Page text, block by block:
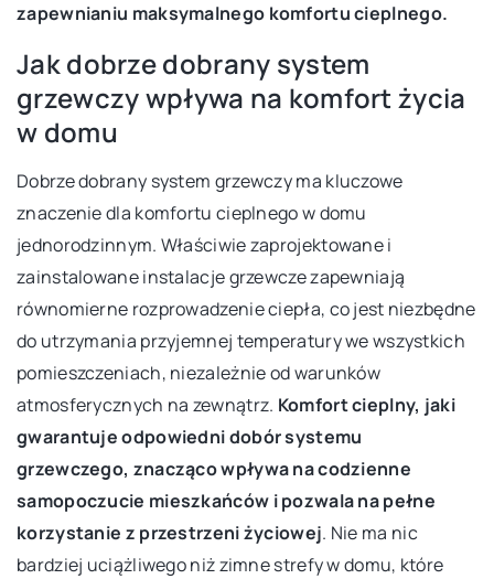
zapewnianiu maksymalnego komfortu cieplnego.
Jak dobrze dobrany system
grzewczy wpływa na komfort życia
w domu
Dobrze dobrany system grzewczy ma kluczowe
znaczenie dla komfortu cieplnego w domu
jednorodzinnym. Właściwie zaprojektowane i
zainstalowane instalacje grzewcze zapewniają
równomierne rozprowadzenie ciepła, co jest niezbędne
do utrzymania przyjemnej temperatury we wszystkich
pomieszczeniach, niezależnie od warunków
atmosferycznych na zewnątrz. Komfort cieplny, jaki
gwarantuje odpowiedni dobór systemu
grzewczego, znacząco wpływa na codzienne
samopoczucie mieszkańców i pozwala na pełne
korzystanie z przestrzeni życiowej. Nie ma nic
bardziej uciążliwego niż zimne strefy w domu, które